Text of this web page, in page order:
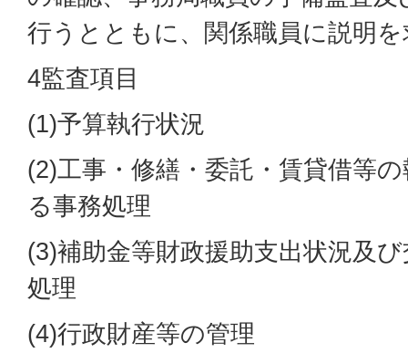
行うとともに、関係職員に説明
4監査項目
(1)予算執行状況
(2)工事・修繕・委託・賃貸借等
る事務処理
(3)補助金等財政援助支出状況及
処理
(4)行政財産等の管理